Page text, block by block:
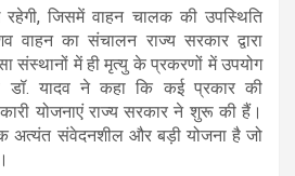
जिसमें वाहन चालक की उपस्थिति
वाहन का संचालन राज्य सरकार द्वारा
संस्थानों में ही मृत्यु के प्रकरणों में उपयोग
डॉ. यादव ने कहा कि कई प्रकार की
योजनाएं राज्य सरकार ने शुरू की हैं।
अत्यंत संवेदनशील और बड़ी योजना है जो